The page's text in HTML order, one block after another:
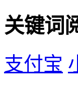
关键词
支付宝